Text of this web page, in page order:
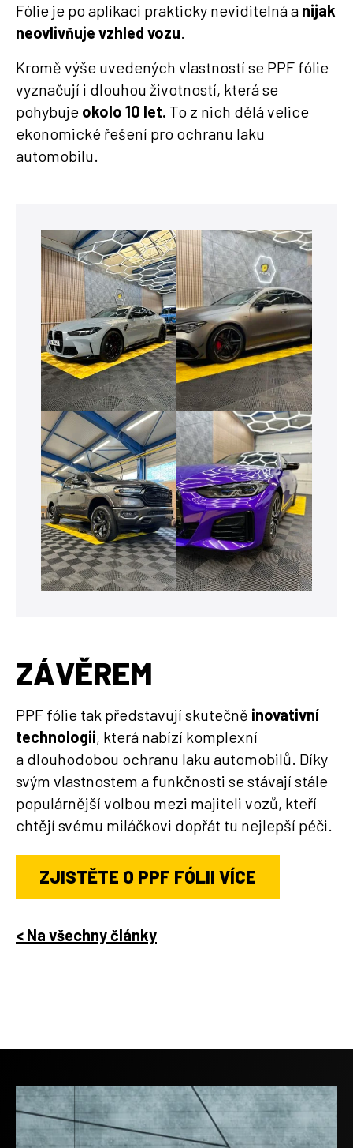
Fólie je po aplikaci prakticky neviditelná a nijak
neovlivňuje vzhled vozu.
Kromě výše uvedených vlastností se PPF fólie
vyznačují i dlouhou životností, která se
pohybuje okolo 10 let. To z nich dělá velice
ekonomické řešení pro ochranu laku
automobilu.
ZÁVĚREM
PPF fólie tak představují skutečně inovativní
technologii, která nabízí komplexní
a dlouhodobou ochranu laku automobilů. Díky
svým vlastnostem a funkčnosti se stávají stále
populárnější volbou mezi majiteli vozů, kteří
chtějí svému miláčkovi dopřát tu nejlepší péči.
ZJISTĚTE O PPF FÓLII VÍCE
< Na všechny články